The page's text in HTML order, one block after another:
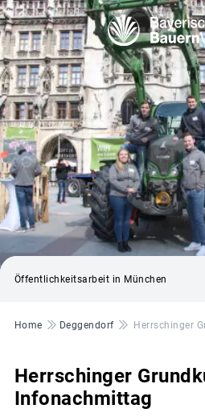
Öffentlichkeitsarbeit in München
Pfadnavigation
Home Deggendorf Herrschinger
Herrschinger
Infonachmittag